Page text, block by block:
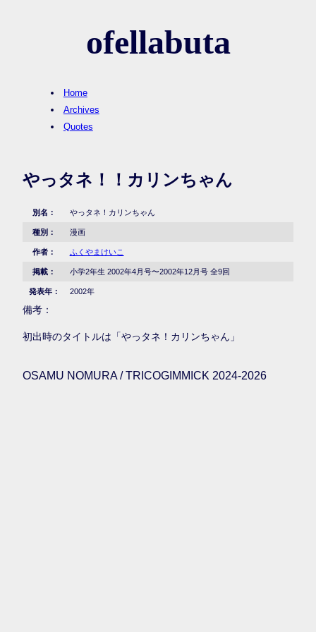
ofellabuta
Home
Archives
Quotes
やっタネ！！カリンちゃん
別名： やっタネ！カリンちゃん
種別： 漫画
作者： ふくやまけいこ
掲載： 小学2年生 2002年4月号〜2002年12月号 全9回
発表年： 2002年
備考：
初出時のタイトルは「やっタネ！カリンちゃん」
OSAMU NOMURA / TRICOGIMMICK 2024-2026